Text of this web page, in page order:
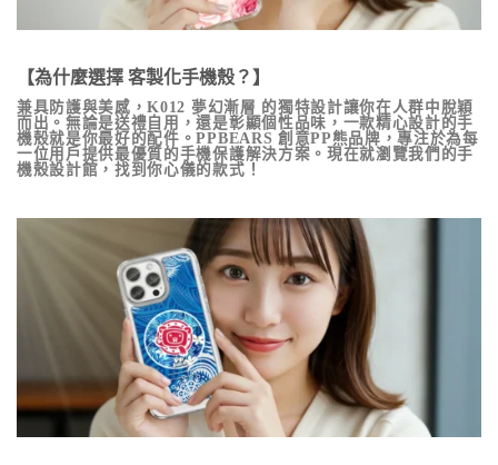
【為什麼選擇 客製化手機殼？】
兼具防護與美感，K012 夢幻漸層 的獨特設計讓你在人群中脫穎
而出。無論是送禮自用，還是彰顯個性品味，一款精心設計的手
機殼就是你最好的配件。PPBEARS 創意PP熊品牌，專注於為每
一位用戶提供最優質的手機保護解決方案。現在就瀏覽我們的手
機殼設計館，找到你心儀的款式！